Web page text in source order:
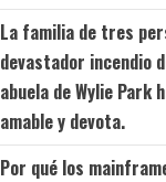
La familia de tres
devastador incendio
abuela de Wylie Park
amable y devota.
Por qué los